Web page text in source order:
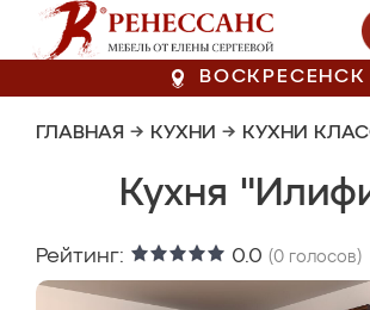
ВОСКРЕСЕНСК
ГЛАВНАЯ → КУХНИ → КУХНИ
Кухня
Рейтинг: 0.0 (0 голосов)